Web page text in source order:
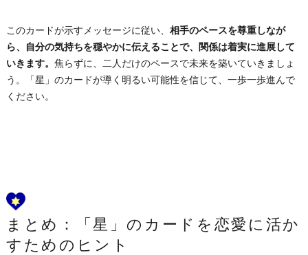
このカードが示すメッセージに従い、 相手のペースを尊重しなが
ら、自分の気持ちを穏やかに伝えることで、関係は着実に進展して
いきます。 焦らずに、二人だけのペースで未来を築いていきましょ
う。「星」のカードが導く明るい可能性を信じて、一歩一歩進んで
ください。
まとめ：「星」のカードを恋愛に活か
すためのヒント